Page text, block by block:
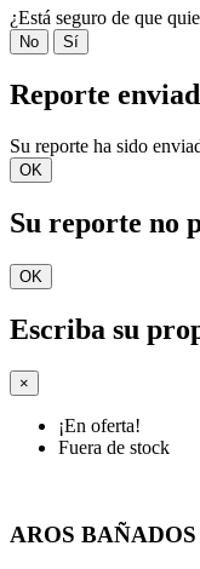
¿Está seguro de que
No Sí
Reporte
Su reporte ha sido
OK
Su reporte no
OK
Escriba su
×
¡En oferta!
Fuera de stock
AROS